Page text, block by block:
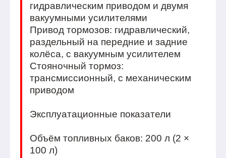
гидравлическим приводом и двумя
вакуумными усилителями
Привод тормозов: гидравлический,
раздельный на передние и задние
колёса, с вакуумным усилителем
Стояночный тормоз:
трансмиссионный, с механическим
приводом
Эксплуатационные показатели
Объём топливных баков: 200 л (2 ×
100 л)